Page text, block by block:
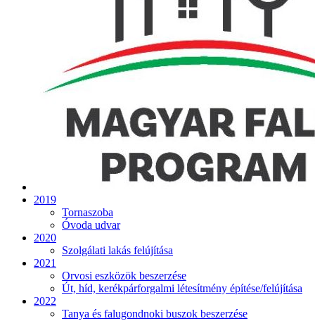
2019
Tornaszoba
Óvoda udvar
2020
Szolgálati lakás felújítása
2021
Orvosi eszközök beszerzése
Út, híd, kerékpárforgalmi létesítmény építése/felújítása
2022
Tanya és falugondnoki buszok beszerzése